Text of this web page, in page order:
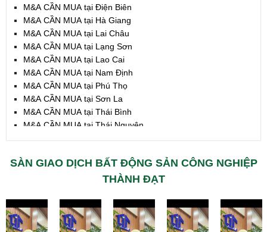
M&A CẦN MUA tại Điện Biên
M&A CẦN MUA tại Hà Giang
M&A CẦN MUA tại Lai Châu
M&A CẦN MUA tại Lạng Sơn
M&A CẦN MUA tại Lao Cai
M&A CẦN MUA tại Nam Định
M&A CẦN MUA tại Phú Thọ
M&A CẦN MUA tại Sơn La
M&A CẦN MUA tại Thái Bình
M&A CẦN MUA tại Thái Nguyên
M&A CẦN MUA tại Thừa T. Huế
M&A CẦN MUA tại Khánh Hoà
M&A CẦN MUA tại Bình Thuận
M&A CẦN MUA tại Đăk Nông
SÀN GIAO DỊCH BẤT ĐỘNG SẢN CÔNG NGHIỆP
THÀNH ĐẠT